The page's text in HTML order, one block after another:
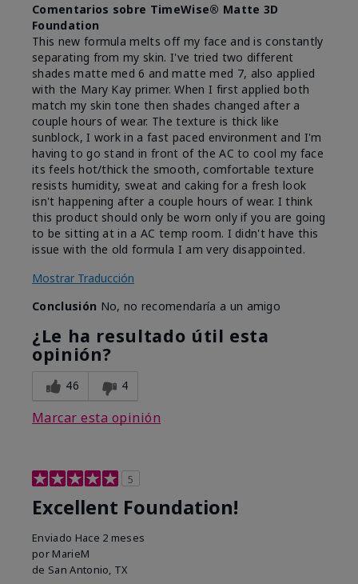
Comentarios sobre TimeWise® Matte 3D
Foundation
This new formula melts off my face and is constantly
separating from my skin. I've tried two different
shades matte med 6 and matte med 7, also applied
with the Mary Kay primer. When I first applied both
match my skin tone then shades changed after a
couple hours of wear. The texture is thick like
sunblock, I work in a fast paced environment and I'm
having to go stand in front of the AC to cool my face
its feels hot/thick the smooth, comfortable texture
resists humidity, sweat and caking for a fresh look
isn't happening after a couple hours of wear. I think
this product should only be worn only if you are going
to be sitting at in a AC temp room. I didn't have this
issue with the old formula I am very disappointed.
Mostrar Traducción
Conclusión No, no recomendaría a un amigo
¿Le ha resultado útil esta
opinión?
46 4
Marcar esta opinión
5
Excellent Foundation!
Enviado Hace 2 meses
por MarieM
de San Antonio, TX